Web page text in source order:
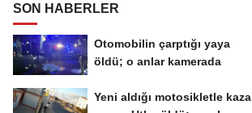
SON HABERLER
Otomobilin çarptığı yaya
öldü; o anlar kamerada
Yeni aldığı motosikletle kaza